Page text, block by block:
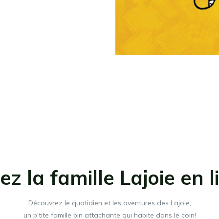
la famille Lajoie en
Découvrez le quotidien et les aventures des Lajoie,
un p'tite famille bin attachante qui habite dans le coin!